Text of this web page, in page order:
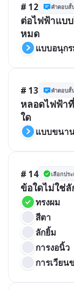
# 12 คำตอบสั้
ต่อไฟฟ้าแบ
หมด
แบบอนุก
# 13 คำตอบสั้
หลอดไฟฟ้า
ใด
แบบขนา
# 14 เลือกปร
ข้อใดไม่ใช่
ทรงผม
สีตา
ลักยิ้ม
การงอนิ้ว
การเวีย